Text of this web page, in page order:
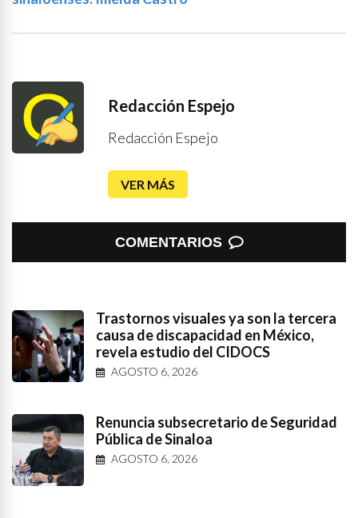
Redacción Espejo
Redacción Espejo
VER MÁS
COMENTARIOS
Trastornos visuales ya son la tercera
causa de discapacidad en México,
revela estudio del CIDOCS
AGOSTO 6, 2026
Renuncia subsecretario de Seguridad
Pública de Sinaloa
AGOSTO 6, 2026